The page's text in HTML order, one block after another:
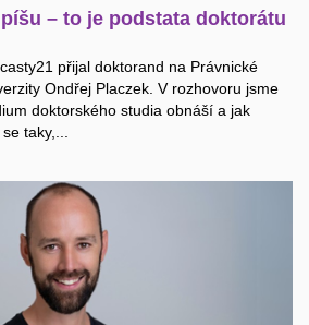
– to je podstata doktorátu
přijal doktorand na Právnické
Ondřej Placzek. V rozhovoru jsme
doktorského studia obnáší a jak
taky,...